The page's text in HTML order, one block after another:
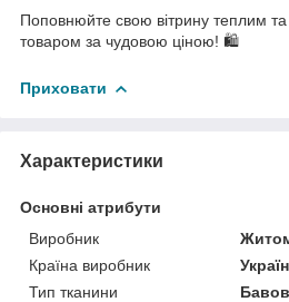
Поповнюйте свою вітрину теплим
товаром за чудовою ціною! 🛍️
Приховати
Характеристики
Основні атрибути
Виробник
Країна виробник
Тип тканини